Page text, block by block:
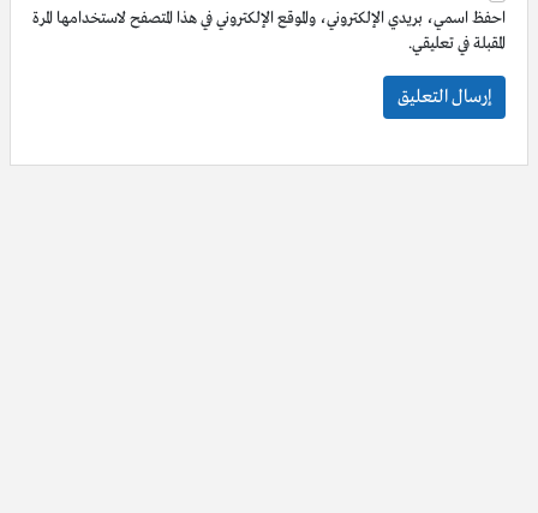
احفظ اسمي، بريدي الإلكتروني، والموقع الإلكتروني في هذا المتصفح لاستخدامها المرة
المقبلة في تعليقي.